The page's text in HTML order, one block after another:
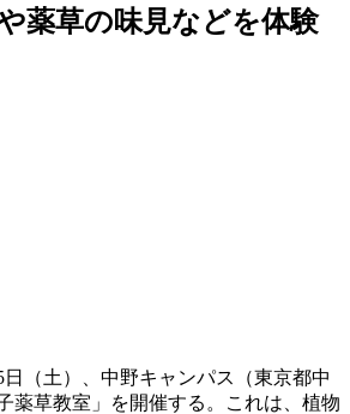
薬草の味見などを体験
（土）、中野キャンパス（東京都中
薬草教室」を開催する。これは、植物